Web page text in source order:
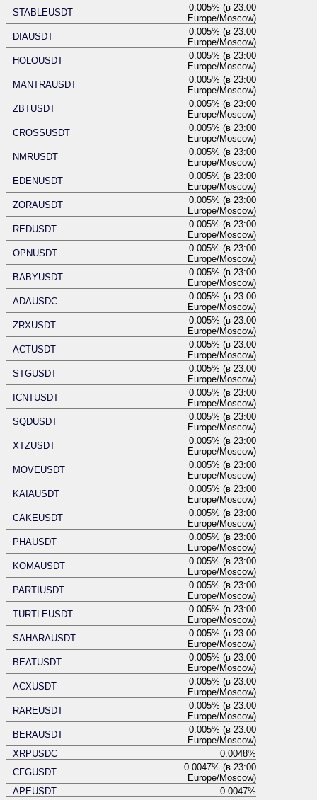
STABLEUSDT
0.005% (в 23:00
Europe/Moscow)
DIAUSDT
0.005% (в 23:00
Europe/Moscow)
HOLOUSDT
0.005% (в 23:00
Europe/Moscow)
MANTRAUSDT
0.005% (в 23:00
Europe/Moscow)
ZBTUSDT
0.005% (в 23:00
Europe/Moscow)
CROSSUSDT
0.005% (в 23:00
Europe/Moscow)
NMRUSDT
0.005% (в 23:00
Europe/Moscow)
EDENUSDT
0.005% (в 23:00
Europe/Moscow)
ZORAUSDT
0.005% (в 23:00
Europe/Moscow)
REDUSDT
0.005% (в 23:00
Europe/Moscow)
OPNUSDT
0.005% (в 23:00
Europe/Moscow)
BABYUSDT
0.005% (в 23:00
Europe/Moscow)
ADAUSDC
0.005% (в 23:00
Europe/Moscow)
ZRXUSDT
0.005% (в 23:00
Europe/Moscow)
ACTUSDT
0.005% (в 23:00
Europe/Moscow)
STGUSDT
0.005% (в 23:00
Europe/Moscow)
ICNTUSDT
0.005% (в 23:00
Europe/Moscow)
SQDUSDT
0.005% (в 23:00
Europe/Moscow)
XTZUSDT
0.005% (в 23:00
Europe/Moscow)
MOVEUSDT
0.005% (в 23:00
Europe/Moscow)
KAIAUSDT
0.005% (в 23:00
Europe/Moscow)
CAKEUSDT
0.005% (в 23:00
Europe/Moscow)
PHAUSDT
0.005% (в 23:00
Europe/Moscow)
KOMAUSDT
0.005% (в 23:00
Europe/Moscow)
PARTIUSDT
0.005% (в 23:00
Europe/Moscow)
TURTLEUSDT
0.005% (в 23:00
Europe/Moscow)
SAHARAUSDT
0.005% (в 23:00
Europe/Moscow)
BEATUSDT
0.005% (в 23:00
Europe/Moscow)
ACXUSDT
0.005% (в 23:00
Europe/Moscow)
RAREUSDT
0.005% (в 23:00
Europe/Moscow)
BERAUSDT
0.005% (в 23:00
Europe/Moscow)
XRPUSDC
0.0048%
CFGUSDT
0.0047% (в 23:00
Europe/Moscow)
APEUSDT
0.0047%